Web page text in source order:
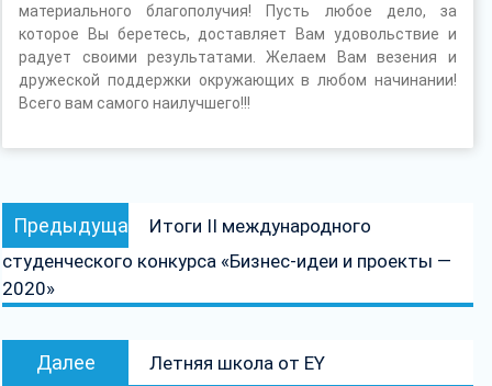
материального благополучия! Пусть любое дело, за
которое Вы беретесь, доставляет Вам удовольствие и
радует своими результатами. Желаем Вам везения и
дружеской поддержки окружающих в любом начинании!
Всего вам самого наилучшего!!!
Навигация
по
записям
Предыдущая
запись:
Итоги II международного
студенческого конкурса «Бизнес-идеи и проекты —
2020»
Далее
запись:
Летняя школа от EY